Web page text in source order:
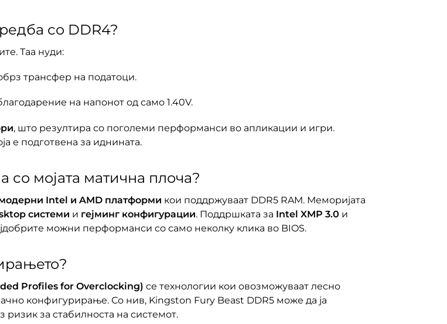
со DDR4?
Таа нуди:
трансфер на податоци.
на напонот од само 1.40V.
, што резултира со поголеми перформанси во апликации и игри.
е подготвена за иднината.
мојата матична плоча?
Intel и AMD платформи кои поддржуваат DDR5 RAM. Меморијата
системи и гејминг конфигурации. Поддршката за Intel XMP 3.0 и
можни перформанси со само неколку клика во BIOS.
Profiles for Overclocking) се технологии кои овозможуваат лесно
конфигурирање. Со нив, Kingston Fury Beast DDR5 може да ја
ризик за стабилноста на системот.